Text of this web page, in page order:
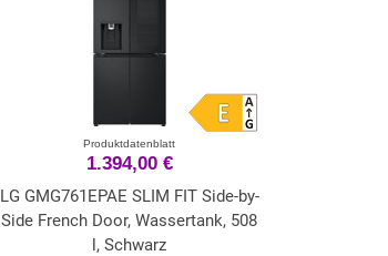
Produktdatenblatt
1.394,00 €
LG GMG761EPAE SLIM FIT Side-by-
Side French Door, Wassertank, 508
l, Schwarz